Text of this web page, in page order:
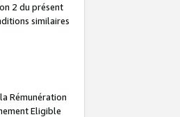
2 du présent
similaires
Rémunération
Eligible